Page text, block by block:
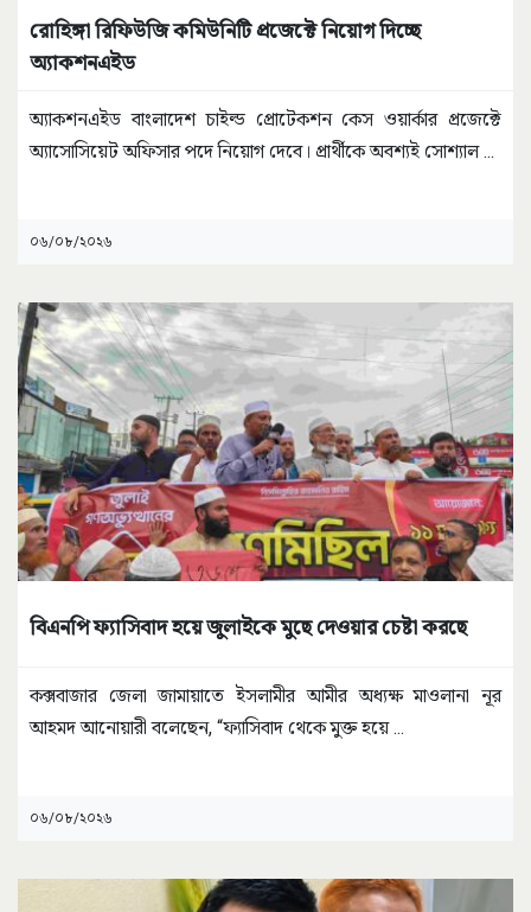
রোহিঙ্গা রিফিউজি কমিউনিটি প্রজেক্টে নিয়োগ দিচ্ছে
অ্যাকশনএইড
অ্যাকশনএইড বাংলাদেশ চাইল্ড প্রোটেকশন কেস ওয়ার্কার প্রজেক্টে
অ্যাসোসিয়েট অফিসার পদে নিয়োগ দেবে। প্রার্থীকে অবশ্যই সোশ্যাল...
০৬/০৮/২০২৬
বিএনপি ফ্যাসিবাদ হয়ে জুলাইকে মুছে দেওয়ার চেষ্টা করছে
কক্সবাজার জেলা জামায়াতে ইসলামীর আমীর অধ্যক্ষ মাওলানা নূর
আহমদ আনোয়ারী বলেছেন, “ফ্যাসিবাদ থেকে মুক্ত হয়ে...
০৬/০৮/২০২৬